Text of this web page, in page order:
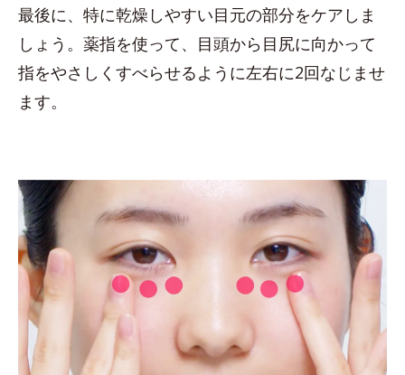
最後に、特に乾燥しやすい目元の部分をケアしま
しょう。薬指を使って、目頭から目尻に向かって
指をやさしくすべらせるように左右に2回なじませ
ます。